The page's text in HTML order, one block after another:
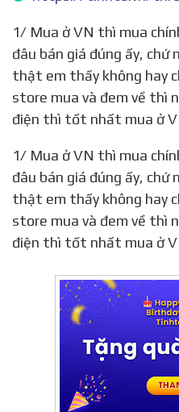
1/ Mua ở VN thì mua chính hãng – thật ra mua ở
đâu bán giá đúng ấy, chứ
thật em thấy không hay
store mua và đem về thì
điện thì tốt nhất mua ở
1/ Mua ở VN thì mua chính hãng – thật ra mua ở
đâu bán giá đúng ấy, chứ
thật em thấy không hay
store mua và đem về thì
điện thì tốt nhất mua ở